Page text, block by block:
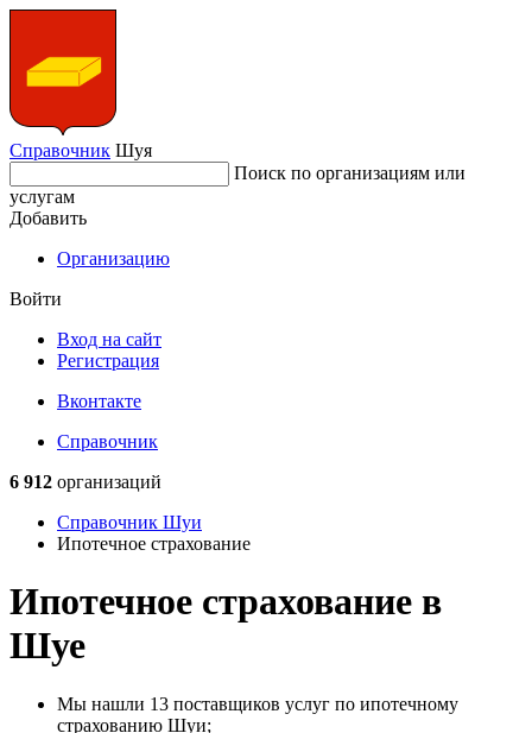
Справочник Шуя
Поиск по организациям или
услугам
Добавить
Организацию
Войти
Вход на сайт
Регистрация
Вконтакте
Справочник
6 912 организаций
Справочник Шуи
Ипотечное страхование
Ипотечное страхование в
Шуе
Мы нашли 13 поставщиков услуг по ипотечному
страхованию Шуи;